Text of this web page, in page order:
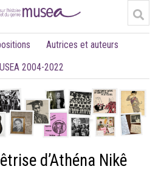
Autrices et auteurs
2004-2022
d’Athéna Nikê